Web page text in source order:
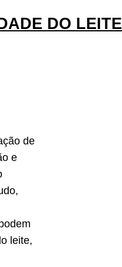
DO LEITE
de
e
leite,